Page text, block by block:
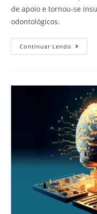
de apoio e tornou-se
odontológicos.
Continuar Lendo